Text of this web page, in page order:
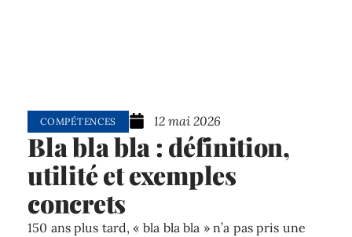
COMPÉTENCES 12 mai 2026
Bla bla bla : définition,
utilité et exemples
concrets
150 ans plus tard, « bla bla bla » n’a pas pris une